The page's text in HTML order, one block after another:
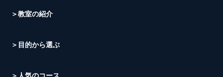
＞教室の紹介
＞目的から選ぶ
＞人気のコース